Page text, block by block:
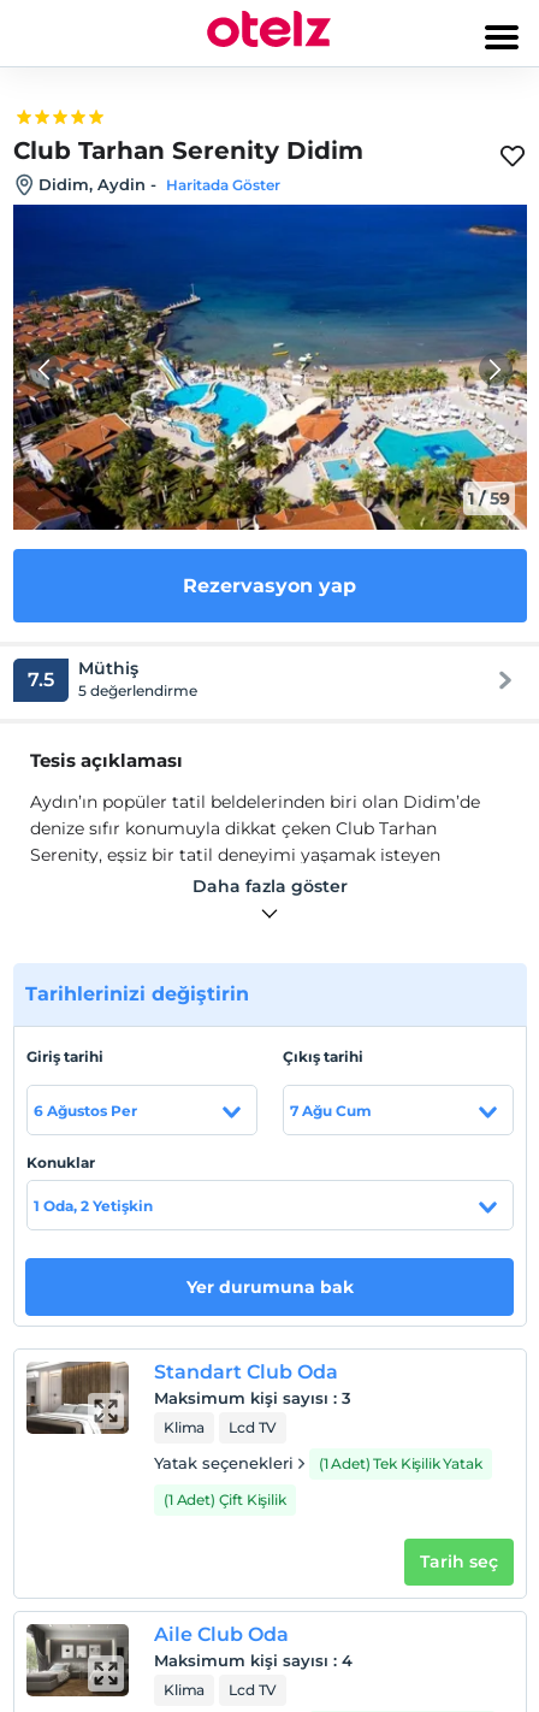
Club Tarhan Serenity Didim
Didim, Aydin - Haritada Göster
1/59
Rezervasyon yap
7.5 Müthiş
5 değerlendirme
Tesis açıklaması
Aydın’ın popüler tatil beldelerinden biri olan Didim’de
denize sıfır konumuyla dikkat çeken Club Tarhan
Serenity, eşsiz bir tatil deneyimi yaşamak isteyen
misafirlerini bekliyor.
Tesisin odalarında; kasa, klima, saç kurutma makinesi,
Tesisin ana restoranında ve barlarında yiyecek ve içecek
alternatifleri ile tatilinize lezzet katabilirsiniz. Tesiste
dinlenebilirsiniz. Animasyon ve aktivite ekibi ile eğlenceli
bir tatil geçirme imkanı bulabilirsiniz.
Tesis lokasyon bilgileri
Tesis Milas Bodrum Havaalanına 82 km., İzmir Adnan
Menderes Havaalanı'na 115 km. (53 km. otoban) ve Efes
Antik Kent'e 92 km. uzaklıkta olan Didim bölgesinde yer
almaktadır.
Otel koşulları
En erken saat 14:00 ve sonrası
Evcil Hayvan
Evcil hayvan kabul edilmemektedir.
Sigara
Odalarda sigara içilmez
Daha fazla göster
Tarihlerinizi değiştirin
Giriş tarihi
6 Ağustos Per
Çıkış tarihi
7 Ağu Cum
Konuklar
1 Oda, 2 Yetişkin
Yer durumuna bak
Standart Club Oda
Maksimum kişi sayısı : 3
Klima Lcd TV
Yatak seçenekleri
(1 Adet) Tek Kişilik Yatak
(1 Adet) Çift Kişilik
Tarih seç
Aile Club Oda
Maksimum kişi sayısı : 4
Klima Lcd TV